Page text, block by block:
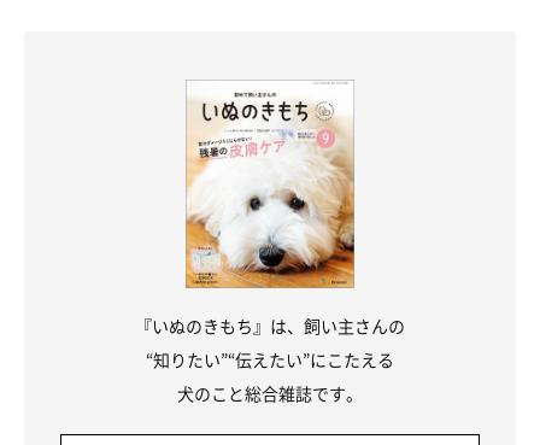
『いぬのきもち』は、飼い主さんの
“知りたい”“伝えたい”にこたえる
犬のこと総合雑誌です。